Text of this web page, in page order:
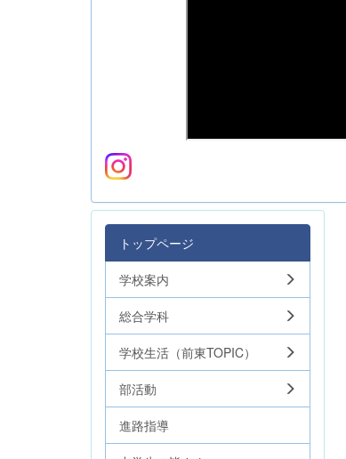
トップページ
学校案内
総合学科
学校生活（前東TOPIC）
部活動
進路指導